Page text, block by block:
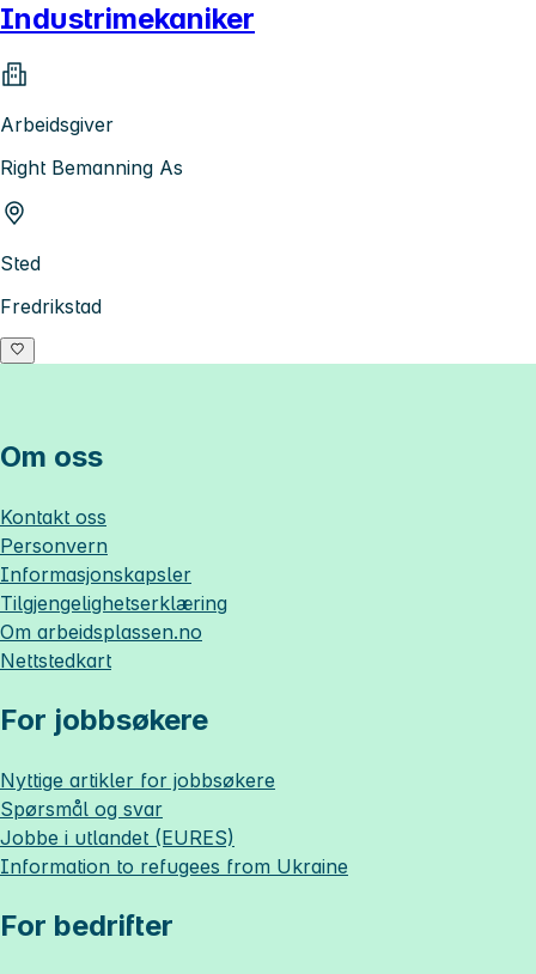
Industrimekaniker
Arbeidsgiver
Right Bemanning As
Sted
Fredrikstad
Om oss
Kontakt oss
Personvern
Informasjonskapsler
Tilgjengelighetserklæring
Om arbeidsplassen.no
Nettstedkart
For jobbsøkere
Nyttige artikler for jobbsøkere
Spørsmål og svar
Jobbe i utlandet (EURES)
Information to refugees from Ukraine
For bedrifter